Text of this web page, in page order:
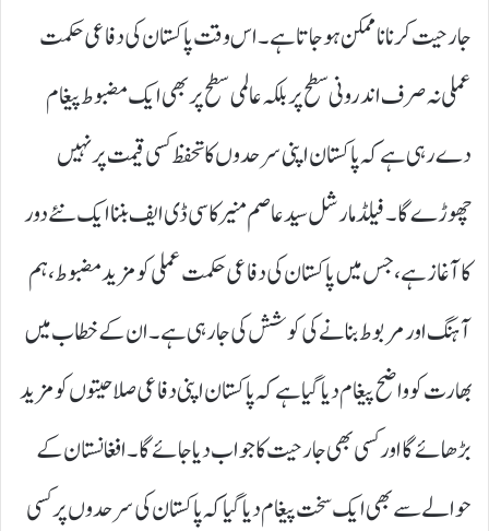
جارحیت کرنا ناممکن ہوجاتا ہے۔ اس وقت پاکستان کی دفاعی حکمت
عملی نہ صرف اندرونی سطح پر بلکہ عالمی سطح پر بھی ایک مضبوط پیغام
دے رہی ہے کہ پاکستان اپنی سرحدوں کا تحفظ کسی قیمت پر نہیں
چھوڑے گا۔ فیلڈ مارشل سید عاصم منیر کا سی ڈی ایف بننا ایک نئے دور
کا آغاز ہے، جس میں پاکستان کی دفاعی حکمت عملی کو مزید مضبوط، ہم
آہنگ اور مربوط بنانے کی کوشش کی جارہی ہے۔ ان کے خطاب میں
بھارت کو واضح پیغام دیا گیا ہے کہ پاکستان اپنی دفاعی صلاحیتوں کو مزید
بڑھائے گا اور کسی بھی جارحیت کا جواب دیا جائے گا۔ افغانستان کے
حوالے سے بھی ایک سخت پیغام دیا گیا کہ پاکستان کی سرحدوں پر کسی